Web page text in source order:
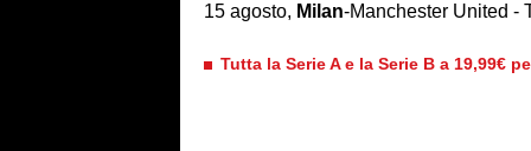
15 agosto, Milan-Manchester United -
Tutta la Serie A e la Serie B a 19,99€